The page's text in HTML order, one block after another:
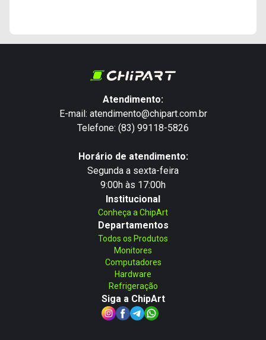
Atendimento:
E-mail: atendimento@chipart.com.br
Telefone: (83) 99118-5826
Horário de atendimento:
Segunda a sexta-feira
9:00h às 17:00h
Institucional
Conheça a ChipArt
Departamentos
Todos os Produtos
Monitores
Computadores
Hardware
Refrigeração
Siga a ChipArt